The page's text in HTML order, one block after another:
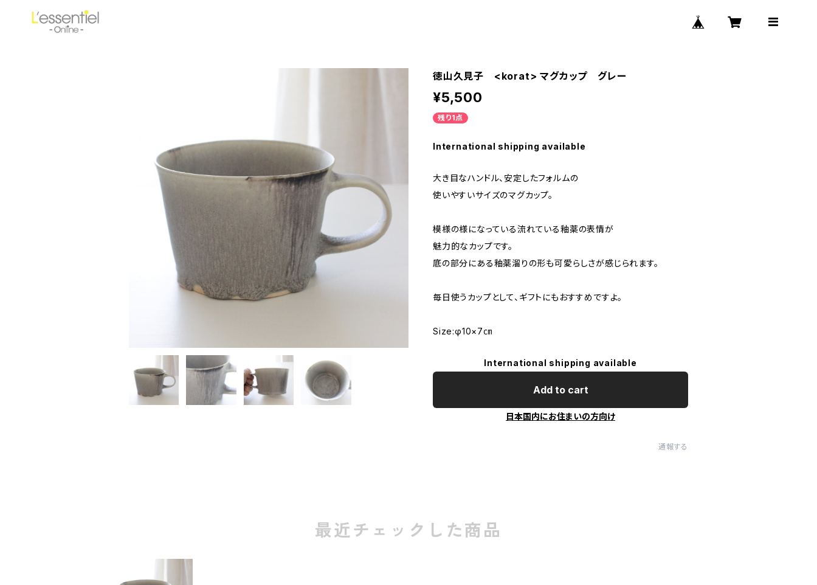
徳山久見子 <korat> マグカップ グレー
¥5,500
残り1点
International shipping available
大き目なハンドル、安定したフォルムの
使いやすいサイズのマグカップ。
模様の様になっている流れている釉薬の表情が
魅力的なカップです。
底の部分にある釉薬溜りの形も可愛らしさが感じられます。
毎日使うカップとして、ギフトにもおすすめですよ。
Size:φ10×7㎝
International shipping available
Add to cart
日本国内にお住まいの方向け
通報する
最近チェックした商品